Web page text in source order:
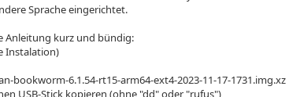
Sprache eingerichtet.
Anleitung kurz und bündig:
Instalation)
bookworm-6.1.54-rt15-arm64-ext4-2023-11-17-1731.img.xz
USB-Stick kopieren (ohne "dd" oder "rufus")